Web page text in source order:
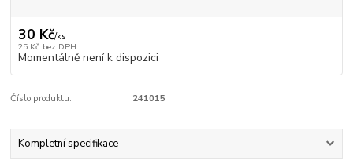
30 Kč/ks
25 Kč bez DPH
Momentálně není k dispozici
Číslo produktu: 241015
Kompletní specifikace